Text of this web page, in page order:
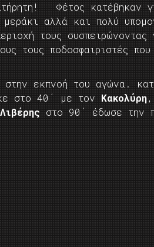
Φέτος κατέβηκαν
αλλά και πολύ
τους
τους ποδοσφαιριστές
εκπνοή του αγώνα.
στο 40΄ με τον Κακολύρη
στο 90΄ έδωσε την